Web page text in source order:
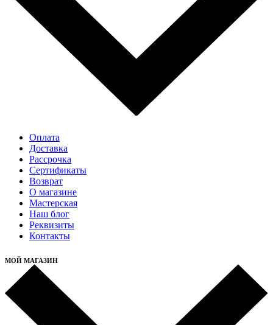
Оплата
Доставка
Рассрочка
Cертификаты
Возврат
О магазине
Мастерская
Наш блог
Реквизиты
Контакты
МОЙ МАГАЗИН